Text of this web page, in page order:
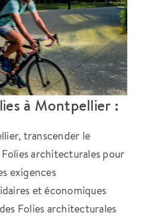
à Montpellier :
transcender le
architecturales pour
exigences
et économiques
Folies architecturales